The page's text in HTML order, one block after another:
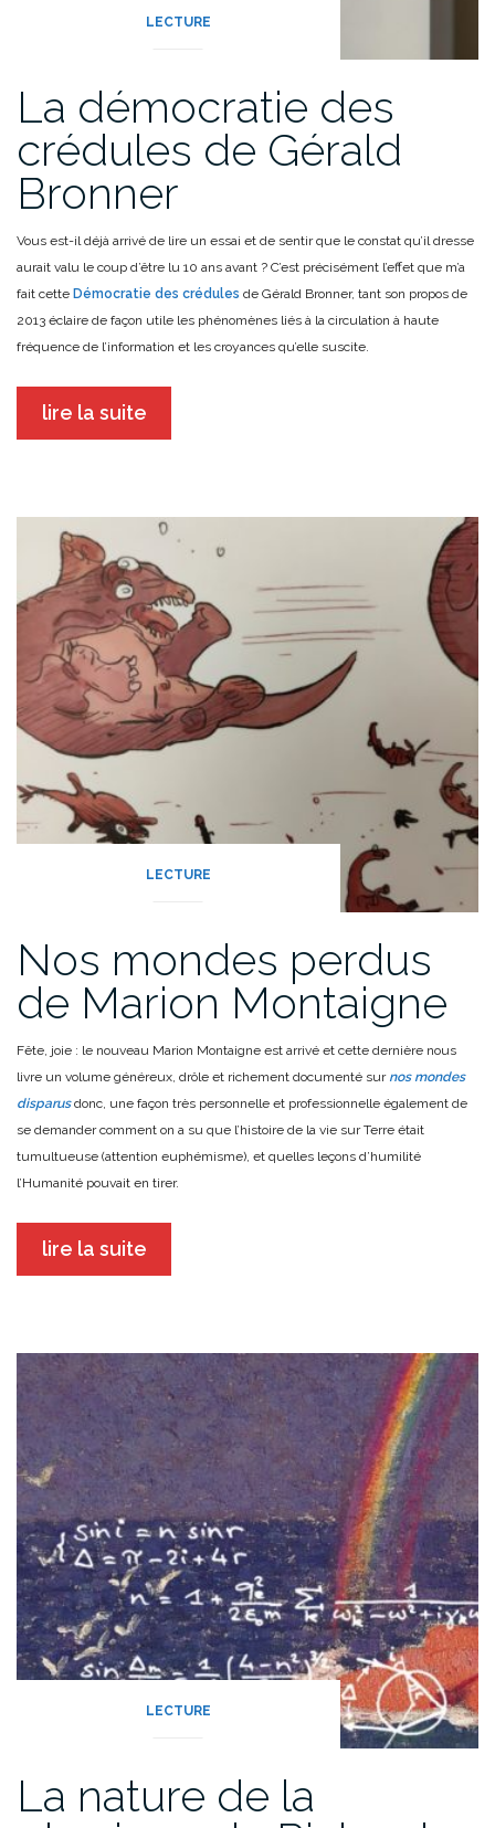
LECTURE
La démocratie des
crédules de Gérald
Bronner
Vous est-il déjà arrivé de lire un essai et de sentir que le constat qu’il dresse
aurait valu le coup d’être lu 10 ans avant ? C’est précisément l’effet que m’a
fait cette Démocratie des crédules de Gérald Bronner, tant son propos de
2013 éclaire de façon utile les phénomènes liés à la circulation à haute
fréquence de l’information et les croyances qu’elle suscite.
lire la suite
LECTURE
Nos mondes perdus
de Marion Montaigne
Fête, joie : le nouveau Marion Montaigne est arrivé et cette dernière nous
livre un volume généreux, drôle et richement documenté sur nos mondes
disparusdonc, une façon très personnelle et professionnelle également de
se demander comment on a su que l’histoire de la vie sur Terre était
tumultueuse (attention euphémisme), et quelles leçons d’humilité
l’Humanité pouvait en tirer.
lire la suite
LECTURE
La nature de la